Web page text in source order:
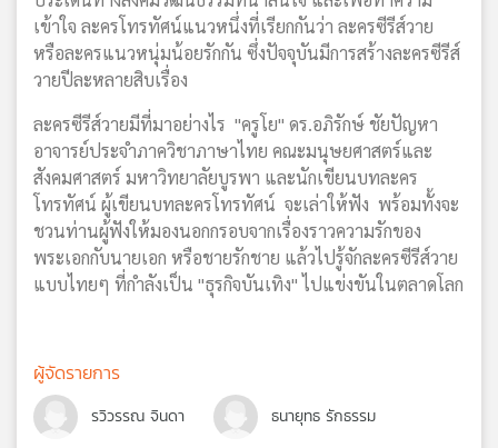
วิทยุ
ไทย
เอส
แผนที่
วิทยุ
เครือ
ข่าย
เข้าใจ ละครโทรทัศน์แนวหนึ่งที่เรียกกันว่า ละครซีรีส์วาย
หรือละครแนวหนุ่มน้อยรักกัน ซึ่งปัจจุบันมีการสร้างละครซีรีส์
วายปีละหลายสิบเรื่อง
ละครซีรีส์วายมีที่มาอย่างไร "ครูโย" ดร.อภิรักษ์ ชัยปัญหา
อาจารย์ประจำภาควิชาภาษาไทย คณะมนุษยศาสตร์และ
สังคมศาสตร์ มหาวิทยาลัยบูรพา และนักเขียนบทละคร
โทรทัศน์ ผู้เขียนบทละครโทรทัศน์ จะเล่าให้ฟัง พร้อมทั้งจะ
ชวนท่านผู้ฟังให้มองนอกกรอบจากเรื่องราวความรักของ
พระเอกกับนายเอก หรือชายรักชาย แล้วไปรู้จักละครซีรีส์วาย
แบบไทยๆ ที่กำลังเป็น "ธุรกิจบันเทิง" ไปแข่งขันในตลาดโลก
ผู้จัดรายการ
รวิวรรณ จินดา ธนายุทธ รักธรรม